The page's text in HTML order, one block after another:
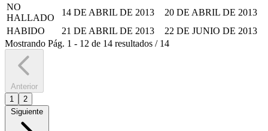
NO
HALLADO
14 DE ABRIL DE 2013
20 DE ABRIL DE 2013
HABIDO
21 DE ABRIL DE 2013
22 DE JUNIO DE 2013
Mostrando Pág. 1 - 12 de 14 resultados / 14
Anterior
1
2
Siguiente